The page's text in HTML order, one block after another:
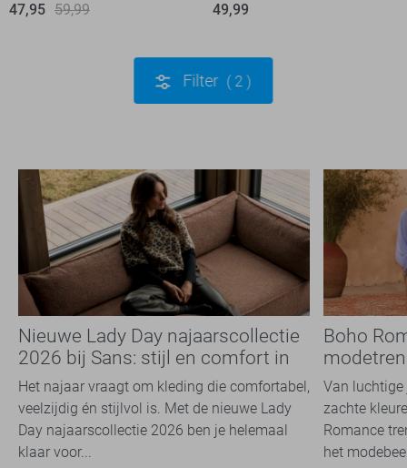
47,95 59,99
49,99
Filter 2
Nieuwe Lady Day najaarscollectie
2026 bij Sans: stijl en comfort in
travelkwaliteit
Het najaar vraagt om kleding die comfortabel,
veelzijdig én stijlvol is. Met de nieuwe Lady
Day najaarscollectie 2026 ben je helemaal
klaar voor...
Boho
overal
Van luchtige
zachte
Romance
het